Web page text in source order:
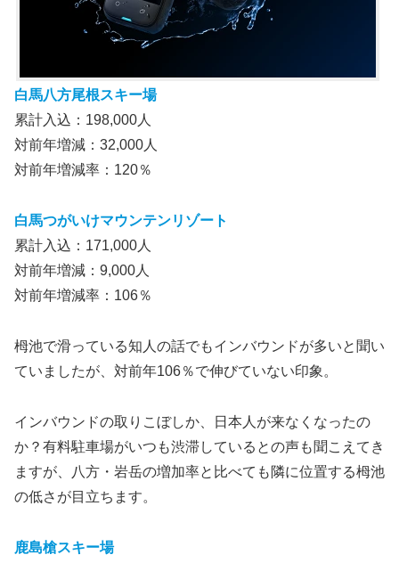
白馬八方尾根スキー場
累計入込：198,000人
対前年増減：32,000人
対前年増減率：120％
白馬つがいけマウンテンリゾート
累計入込：171,000人
対前年増減：9,000人
対前年増減率：106％
栂池で滑っている知人の話でもインバウンドが多いと聞い
ていましたが、対前年106％で伸びていない印象。
インバウンドの取りこぼしか、日本人が来なくなったの
か？有料駐車場がいつも渋滞しているとの声も聞こえてき
ますが、八方・岩岳の増加率と比べても隣に位置する栂池
の低さが目立ちます。
鹿島槍スキー場